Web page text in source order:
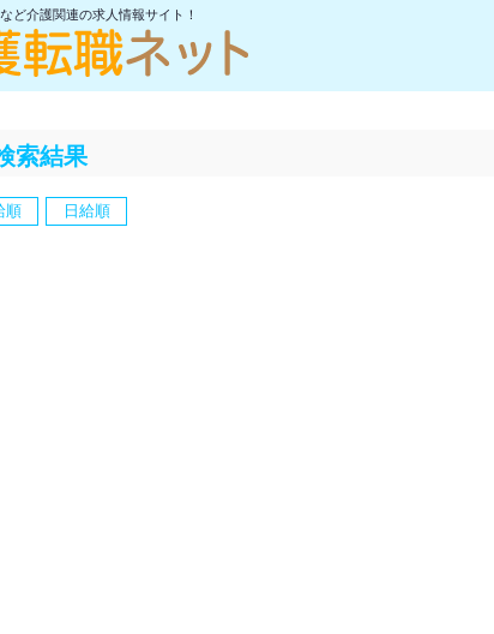
ど介護関連の求人情報サイト！
索結果
順 日給順